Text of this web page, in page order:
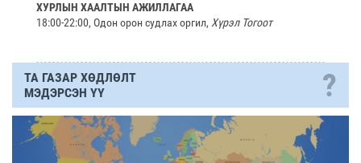
ХУРЛЫН ХААЛТЫН АЖИЛЛАГАА
18:00-22:00, Одон орон судлах оргил, Хүрэл Тогоот
ТА ГАЗАР ХӨДЛӨЛТ
МЭДЭРСЭН ҮҮ
?